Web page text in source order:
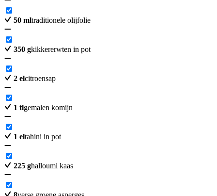
50 mltraditionele olijfolie
350 gkikkererwten in pot
2 elcitroensap
1 tlgemalen komijn
1 eltahini in pot
225 ghalloumi kaas